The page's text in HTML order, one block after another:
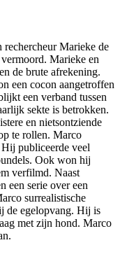
Marieke de
Marieke en
de brute afrekening.
een cocon aangetroffen
een verband tussen
sekte is betrokken.
en nietsontziende
te rollen. Marco
publiceerde veel
Ook won hij
verfilmd. Naast
een serie over een
surrealistische
de egelopvang. Hij is
met zijn hond. Marco